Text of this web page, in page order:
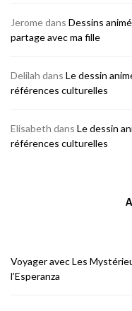
Jeromedans Dessins
partage avec ma fille
Delilah dans Le dessin
références culturelles
Elisabeth dans Le dessin
références culturelles
Voyager avec Les
l’Esperanza